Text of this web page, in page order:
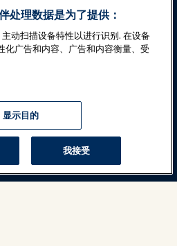
立即加入
处理数据是为了提供：
动扫描设备特性以进行识别. 在设备
化广告和内容、广告和内容衡量、受
显示目的
我接受